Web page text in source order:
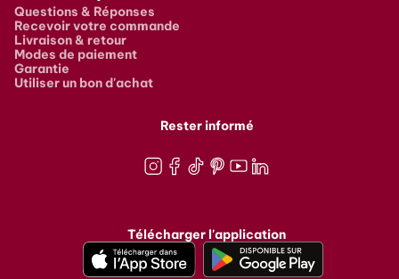
Questions & Réponses
Recevoir votre commande
Livraison & retour
Modes de paiement
Garantie
Utiliser un bon d'achat
Rester informé
Télécharger l'application